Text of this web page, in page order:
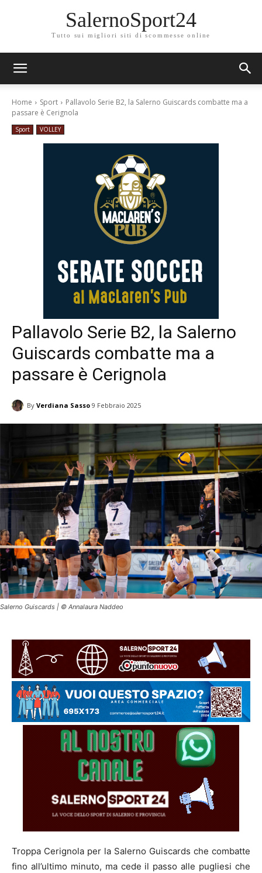
SalernoSport24
Tutto sui migliori siti di scommesse online
Home Sport
Pallavolo Serie B2, la Salerno Guiscards combatte ma a
passare è Cerignola
Sport VOLLEY
Pallavolo Serie B2, la Salerno
Guiscards combatte ma a
passare è Cerignola
By Verdiana Sasso 9 Febbraio 2025
Salerno Guiscards | © Annalaura Naddeo
Troppa Cerignola per la Salerno Guiscards che combatte
fino all’ultimo minuto, ma cede il passo alle pugliesi che